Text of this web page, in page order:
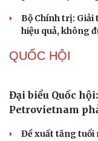
Thủ đoạn xuyên
Tự cảnh giác
hội
XÂY DỰNG,
Đối ngoại linh